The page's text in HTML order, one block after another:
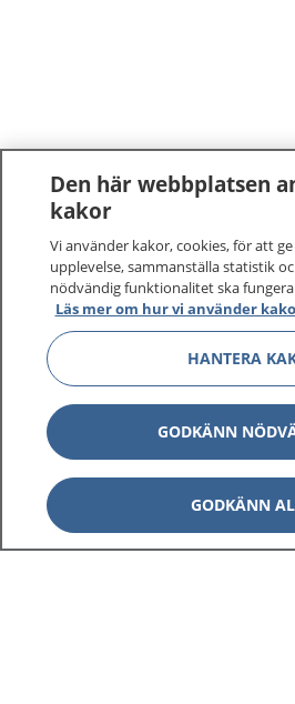
1177–tryggt om din
På 1177.se får du råd om
sjukdomar och vilka
Logga in för att läsa din journal
vårdärenden. Ring
sjukvårdsrådgivning dygnet
1177 ger dig råd när du vill må
Den här webbplatsen
kakor
Vi använder kakor, cookies, för att
upplevelse, sammanställa statistik
nödvändig funktionalitet ska
Läs mer om hur vi använder
HANTERA
GODKÄNN
GODKÄNN